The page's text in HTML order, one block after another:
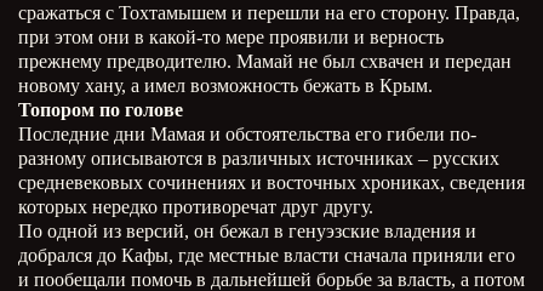
сражаться с Тохтамышем и перешли на его сторону. Правда,
при этом они в какой-то мере проявили и верность
прежнему предводителю. Мамай не был схвачен и передан
новому хану, а имел возможность бежать в Крым.
Топором по голове
Последние дни Мамая и обстоятельства его гибели по-
разному описываются в различных источниках – русских
средневековых сочинениях и восточных хрониках, сведения
которых нередко противоречат друг другу.
По одной из версий, он бежал в генуэзские владения и
добрался до Кафы, где местные власти сначала приняли его
и пообещали помочь в дальнейшей борьбе за власть, а потом